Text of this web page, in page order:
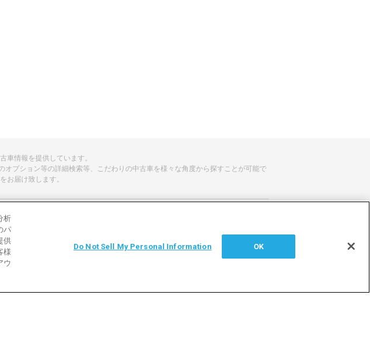
車情報を提供しています。
プション等の詳細検索等、こだわりの中古車を様々な角度から探すことが可能で
お届け致します。
利用者情報の外部送信について
析
パ
供
様
ウ
Do Not Sell My Personal Information OK